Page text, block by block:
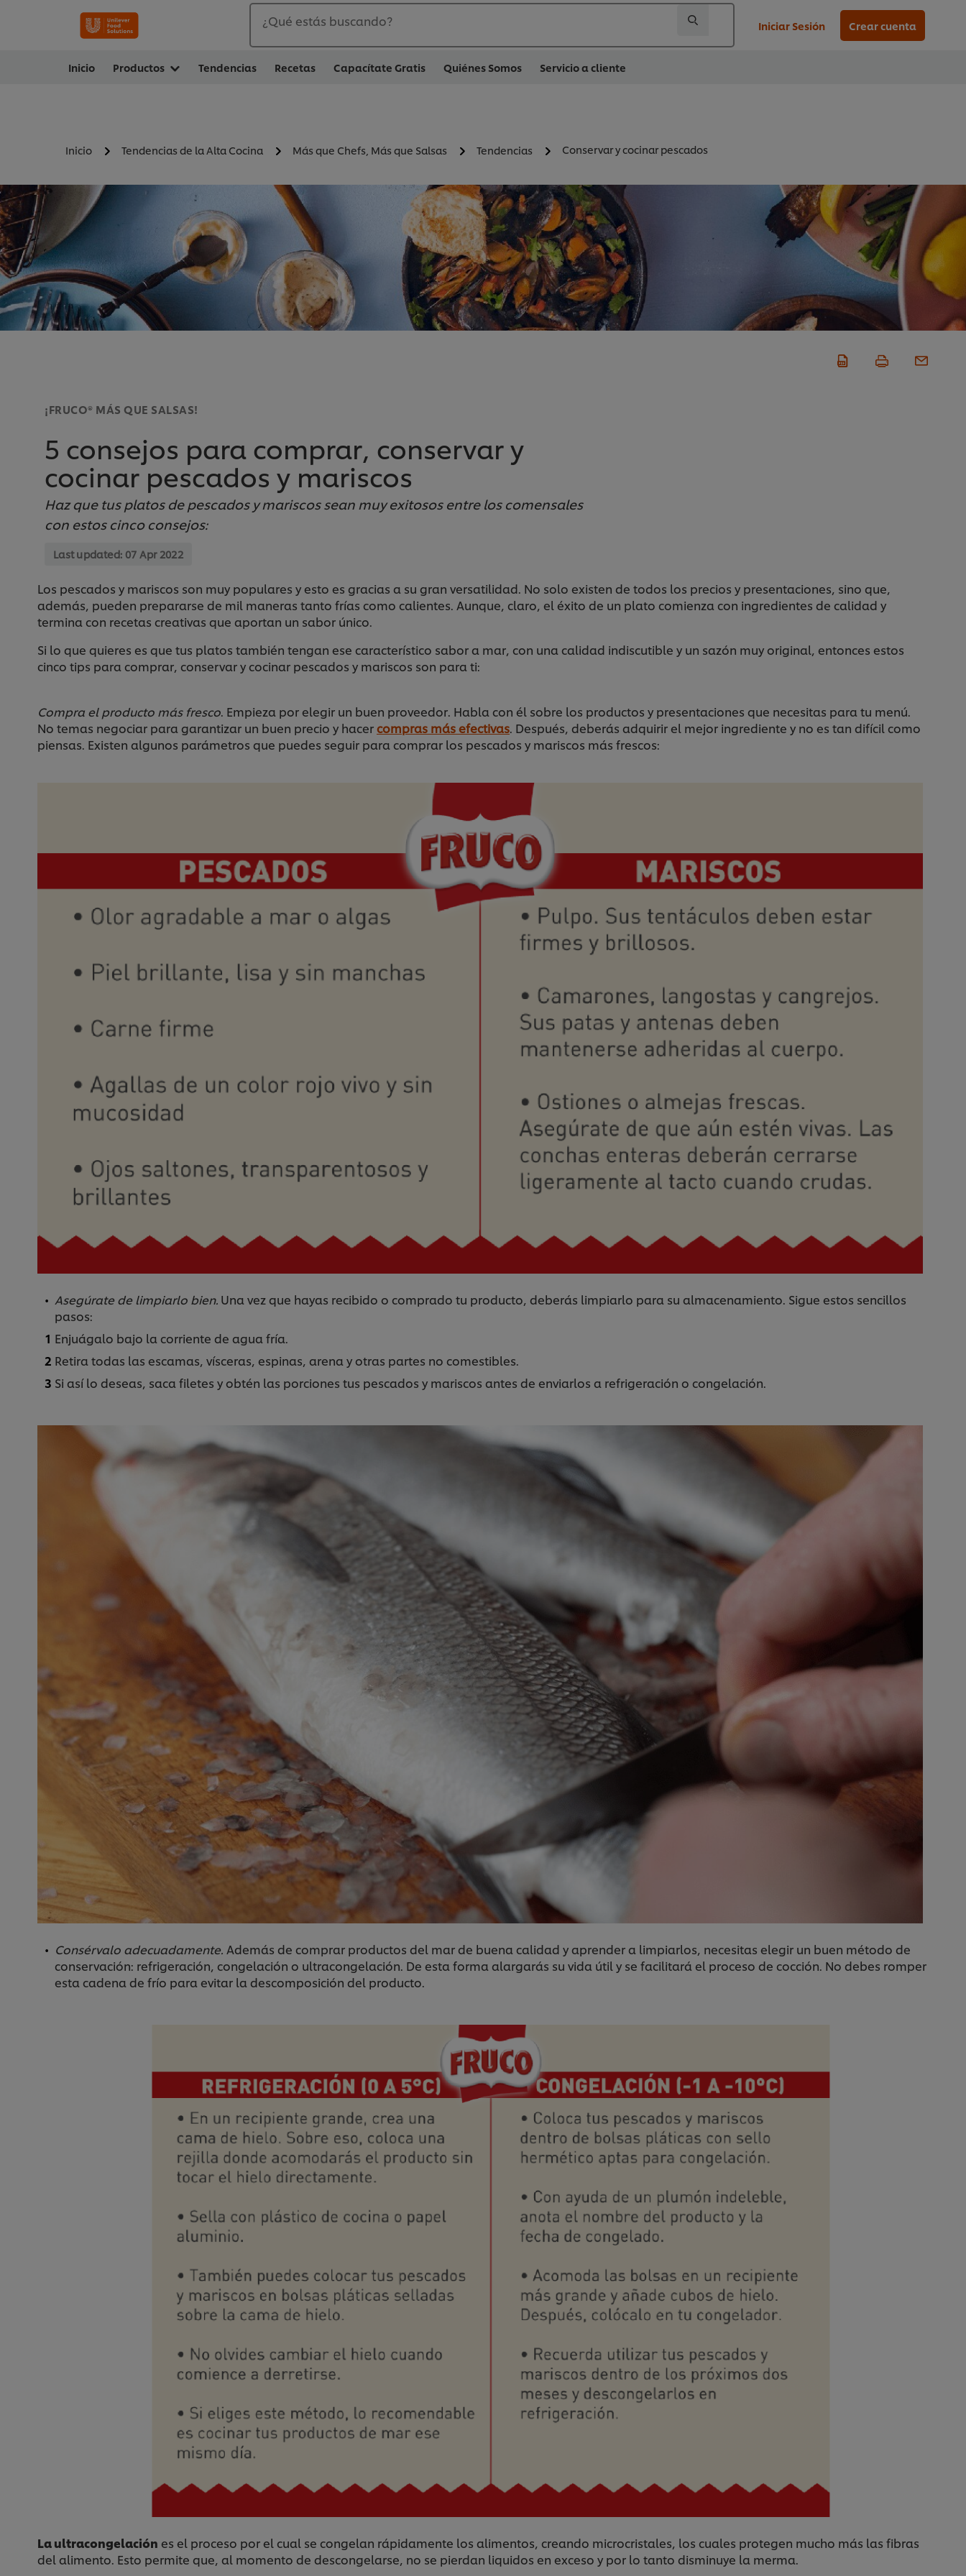
¿Qué estás buscando? Iniciar Sesión Crear cuenta
Inicio Productos Tendencias Recetas Capacítate Gratis Quiénes Somos Servicio a cliente
Inicio Tendencias de la Alta Cocina Más que Chefs, Más que Salsas Tendencias Conservar y cocinar pescados
¡FRUCO® MÁS QUE SALSAS!
5 consejos para comprar, conservar y
cocinar pescados y mariscos
Haz que tus platos de pescados y mariscos sean muy exitosos entre los comensales
con estos cinco consejos:
Last updated: 07 Apr 2022
Los pescados y mariscos son muy populares y esto es gracias a su gran versatilidad. No solo existen de todos los precios y presentaciones, sino que,
además, pueden prepararse de mil maneras tanto frías como calientes. Aunque, claro, el éxito de un plato comienza con ingredientes de calidad y
termina con recetas creativas que aportan un sabor único.
Si lo que quieres es que tus platos también tengan ese característico sabor a mar, con una calidad indiscutible y un sazón muy original, entonces estos
cinco tips para comprar, conservar y cocinar pescados y mariscos son para ti:
Compra el producto más fresco. Empieza por elegir un buen proveedor. Habla con él sobre los productos y presentaciones que necesitas para tu menú.
No temas negociar para garantizar un buen precio y hacercompras más efectivas. Después, deberás adquirir el mejor ingrediente y no es tan difícil como
piensas. Existen algunos parámetros que puedes seguir para comprar los pescados y mariscos más frescos:
Asegúrate de limpiarlo bien. Una vez que hayas recibido o comprado tu producto, deberás limpiarlo para su almacenamiento. Sigue estos sencillos
pasos:
Enjuágalo bajo la corriente de agua fría.
Retira todas las escamas, vísceras, espinas, arena y otras partes no comestibles.
Si así lo deseas, saca filetes y obtén las porciones tus pescados y mariscos antes de enviarlos a refrigeración o congelación.
Consérvalo adecuadamente. Además de comprar productos del mar de buena calidad y aprender a limpiarlos, necesitas elegir un buen método de
conservación: refrigeración, congelación o ultracongelación. De esta forma alargarás su vida útil y se facilitará el proceso de cocción. No debes romper
esta cadena de frío para evitar la descomposición del producto.
La ultracongelación es el proceso por el cual se congelan rápidamente los alimentos, creando microcristales, los cuales protegen mucho más las fibras
del alimento. Esto permite que, al momento de descongelarse, no se pierdan liquidos en exceso y por lo tanto disminuye la merma.